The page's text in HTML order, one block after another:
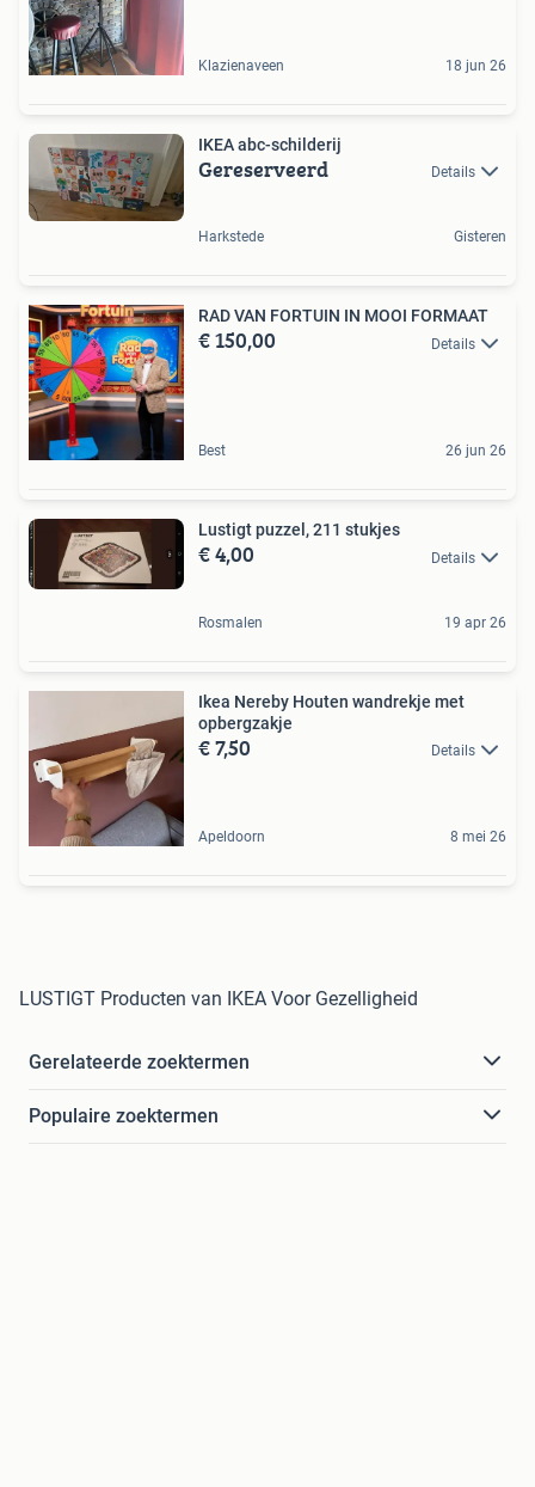
Klazienaveen 18 jun 26
IKEA abc-schilderij
Gereserveerd Details
Harkstede Gisteren
RAD VAN FORTUIN IN MOOI FORMAAT
€ 150,00 Details
Best 26 jun 26
Lustigt puzzel, 211 stukjes
€ 4,00 Details
Rosmalen 19 apr 26
Ikea Nereby Houten wandrekje met
opbergzakje
€ 7,50 Details
Apeldoorn 8 mei 26
LUSTIGT Producten van IKEA Voor Gezelligheid
Gerelateerde zoektermen
Populaire zoektermen